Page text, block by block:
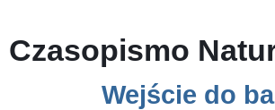
Czasopismo
Wejście do